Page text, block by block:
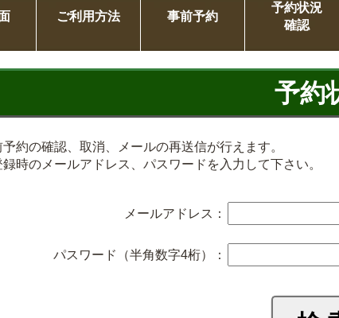
ご利用方法 事前予約
予約状況
確認
予約
予約の確認、取消、メールの再送信が行えます。
録時のメールアドレス、パスワードを入力して下さい。
メールアドレス：
パスワード（半角数字4桁）：